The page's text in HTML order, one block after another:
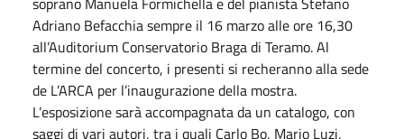
Adriano Befacchia sempre il 16 marzo alle ore 16,30
all’Auditorium Conservatorio Braga di Teramo. Al
termine del concerto, i presenti si recheranno alla sede
de L’ARCA per l’inaugurazione della mostra.
L’esposizione sarà accompagnata da un catalogo, con
saggi di vari autori, tra i quali Carlo Bo, Mario Luzi,